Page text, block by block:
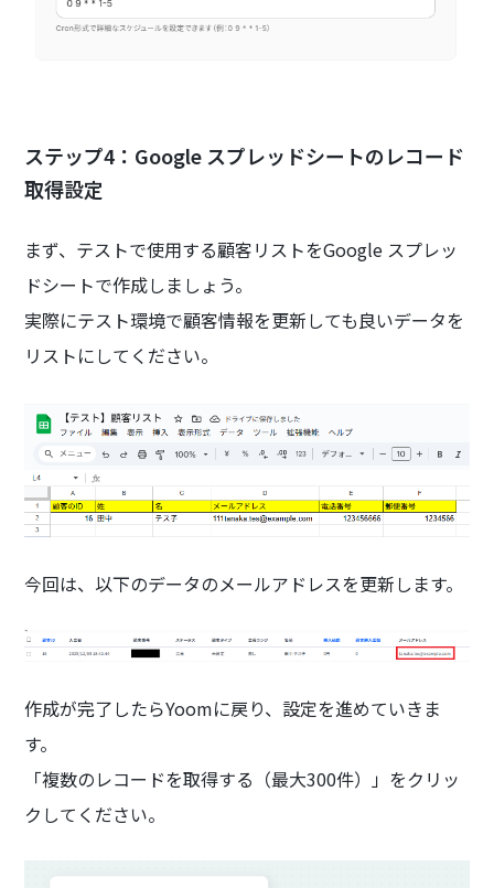
ステップ4：Google スプレッドシートのレコード
取得設定
まず、テストで使用する顧客リストをGoogle スプレッ
ドシートで作成しましょう。
実際にテスト環境で顧客情報を更新しても良いデータを
リストにしてください。
今回は、以下のデータのメールアドレスを更新します。
作成が完了したらYoomに戻り、設定を進めていきま
す。
「複数のレコードを取得する（最大300件）」をクリッ
クしてください。